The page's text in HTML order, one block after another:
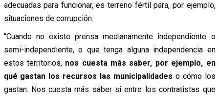
adecuadas para funcionar, es terreno fértil para, por ejemplo,
situaciones de corrupción.
“Cuando no existe prensa medianamente independiente o
semi-independiente, o que tenga alguna independencia en
estos territorios, nos cuesta más saber, por ejemplo, en
qué gastan los recursos las municipalidades o cómo los
gastan. Nos cuesta más saber si entre los contratistas que